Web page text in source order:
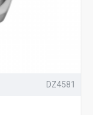
DZ4581